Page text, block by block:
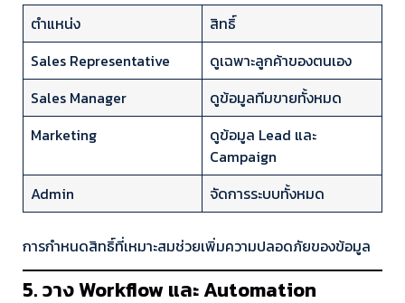
ตำแหน่ง
สิทธิ์
Sales Representative
ดูเฉพาะลูกค้าของตนเอง
Sales Manager
ดูข้อมูลทีมขายทั้งหมด
Marketing
ดูข้อมูล Lead และ
Campaign
Admin
จัดการระบบทั้งหมด
การกำหนดสิทธิ์ที่เหมาะสมช่วยเพิ่มความปลอดภัยของข้อมูล
5. วาง Workflow และ Automation